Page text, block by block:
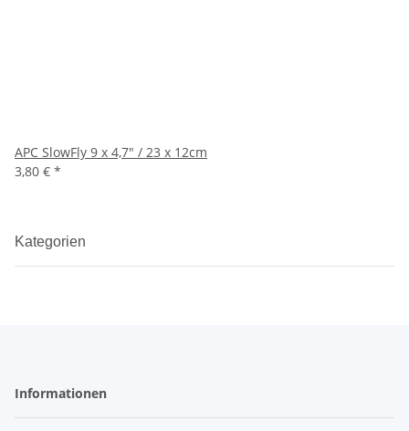
APC SlowFly 9 x 4,7" / 23 x 12cm
3,80 € *
Kategorien
Informationen